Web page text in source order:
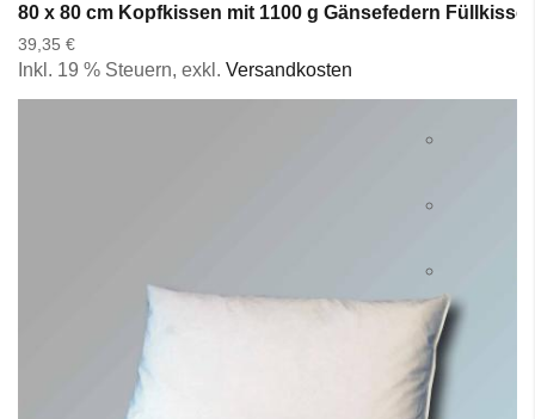
80 x 80 cm Kopfkissen mit 1100 g Gänsefedern
39,35 €
Inkl. 19 % Steuern, exkl. Versandkosten